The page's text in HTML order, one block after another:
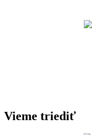
Vieme triediť